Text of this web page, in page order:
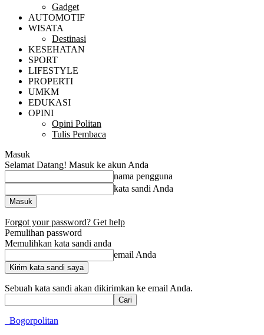
Gadget
AUTOMOTIF
WISATA
Destinasi
KESEHATAN
SPORT
LIFESTYLE
PROPERTI
UMKM
EDUKASI
OPINI
Opini Politan
Tulis Pembaca
Masuk
Selamat Datang! Masuk ke akun Anda
nama pengguna
kata sandi Anda
Forgot your password? Get help
Pemulihan password
Memulihkan kata sandi anda
email Anda
Sebuah kata sandi akan dikirimkan ke email Anda.
Bogorpolitan